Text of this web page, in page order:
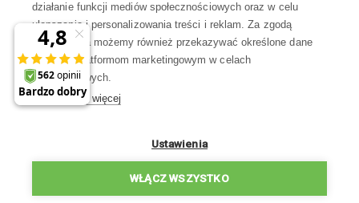
Kontakt
Skontaktuj się z Nami
Pon-Pt 8:00—17:00
WSZYSTKIE KONTAKTY
działanie funkcji mediów społecznościowych oraz w celu
ulepszania i personalizowania treści i reklam. Za zgodą
użytkownika możemy również przekazywać określone dane
osobowe platformom marketingowym w celach
marketingowych.
Dowiedz się więcej
Ustawienia
WŁĄCZ WSZYSTKO